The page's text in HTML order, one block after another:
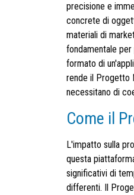
precisione e
concrete di
materiali di
fondamentale
formato di
rende il Progetto
necessitano di
Come il
L'impatto sulla
questa
significativi di
differenti. Il